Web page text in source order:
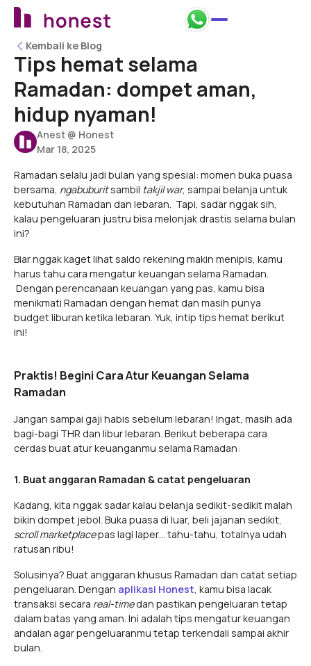
Kembali ke Blog
Kembali ke Blog
Tips hemat selama
Ramadan: dompet aman,
hidup nyaman!
Anest @ Honest
Mar 18, 2025
Ramadan selalu jadi bulan yang spesial: momen buka puasa
bersama, ngabuburitsambil takjil war, sampai belanja untuk
kebutuhan Ramadan dan lebaran. Tapi, sadar nggak sih,
kalau pengeluaran justru bisa melonjak drastis selama bulan
ini?
Biar nggak kaget lihat saldo rekening makin menipis, kamu
harus tahu cara mengatur keuangan selama Ramadan.
Dengan perencanaan keuangan yang pas, kamu bisa
menikmati Ramadan dengan hemat dan masih punya
budget liburan ketika lebaran. Yuk, intip tips hemat berikut
ini!
Praktis! Begini Cara Atur Keuangan Selama
Ramadan
Jangan sampai gaji habis sebelum lebaran! Ingat, masih ada
bagi-bagi THR dan libur lebaran. Berikut beberapa cara
cerdas buat atur keuanganmu selama Ramadan:
1. Buat anggaran Ramadan & catat pengeluaran
Kadang, kita nggak sadar kalau belanja sedikit-sedikit malah
bikin dompet jebol. Buka puasa di luar, beli jajanan sedikit,
scroll marketplacepas lagi laper… tahu-tahu, totalnya udah
ratusan ribu!
Solusinya? Buat anggaran khusus Ramadan dan catat setiap
pengeluaran. Dengan aplikasi Honest, kamu bisa lacak
transaksi secara real-timedan pastikan pengeluaran tetap
dalam batas yang aman. Ini adalah tips mengatur keuangan
andalan agar pengeluaranmu tetap terkendali sampai akhir
bulan.